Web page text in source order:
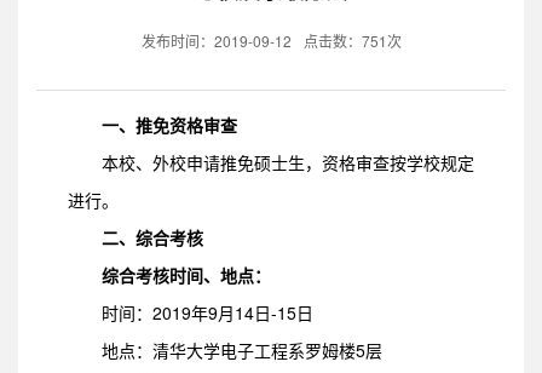
发布时间：2019-09-12 点击数： 751次
一、推免资格审查
本校、外校申请推免硕士生，资格审查按学校规定
进行。
二、综合考核
综合考核时间、地点：
时间：2019年9月14日-15日
地点：清华大学电子工程系罗姆楼5层